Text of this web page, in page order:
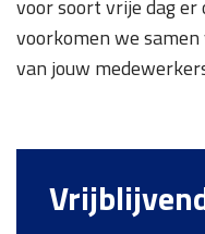
voor soort vrije dag
voorkomen we
van jouw